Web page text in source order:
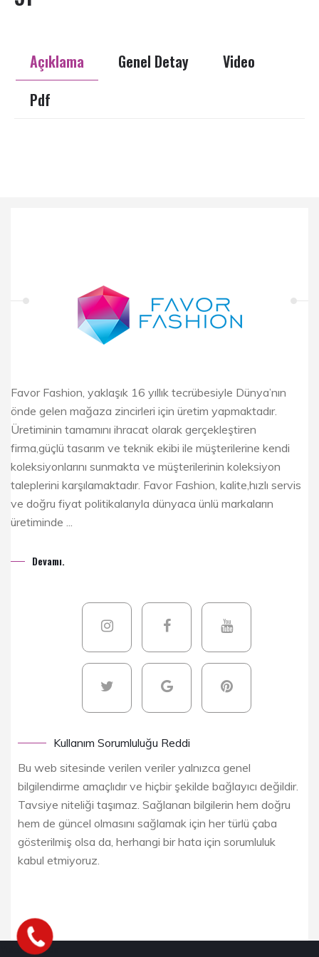
Açıklama Genel Detay
Video
Pdf
Favor Fashion, yaklaşık 16 yıllık tecrübesiyle Dünya’nın
önde gelen mağaza zincirleri için üretim yapmaktadır.
Üretiminin tamamını ihracat olarak gerçekleştiren
firma,güçlü tasarım ve teknik ekibi ile müşterilerine kendi
koleksiyonlarını sunmakta ve müşterilerinin koleksiyon
taleplerini karşılamaktadır. Favor Fashion, kalite,hızlı servis
ve doğru fiyat politikalarıyla dünyaca ünlü markaların
üretiminde ...
Devamı.
Kullanım Sorumluluğu Reddi
Bu web sitesinde verilen veriler yalnızca genel
bilgilendirme amaçlıdır ve hiçbir şekilde bağlayıcı değildir.
Tavsiye niteliği taşımaz. Sağlanan bilgilerin hem doğru
hem de güncel olmasını sağlamak için her türlü çaba
gösterilmiş olsa da, herhangi bir hata için sorumluluk
kabul etmiyoruz.
Yukarı kaydır